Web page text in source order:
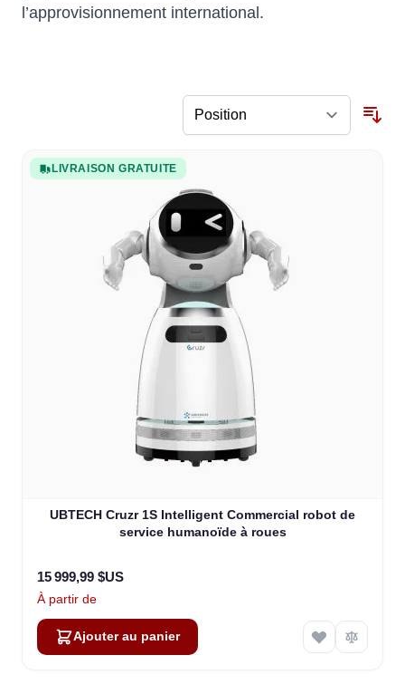
l’approvisionnement international.
LIVRAISON GRATUITE
UBTECH Cruzr 1S Intelligent Commercial robot de
service humanoïde à roues
15 999,99 $US
À partir de
Ajouter au panier